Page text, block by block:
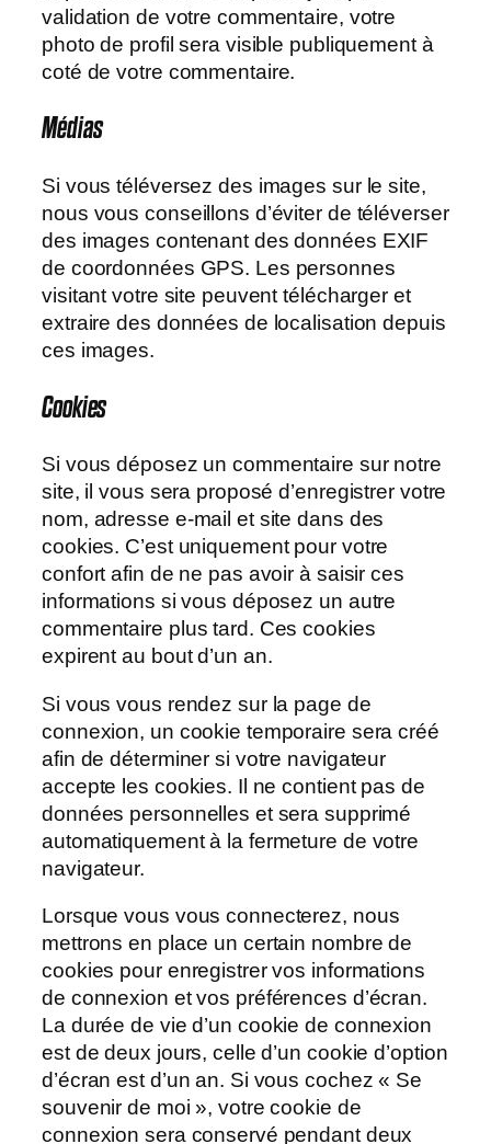
validation de votre commentaire, votre
photo de profil sera visible publiquement à
coté de votre commentaire.
Médias
Si vous téléversez des images sur le site,
nous vous conseillons d’éviter de téléverser
des images contenant des données EXIF
de coordonnées GPS. Les personnes
visitant votre site peuvent télécharger et
extraire des données de localisation depuis
ces images.
Cookies
Si vous déposez un commentaire sur notre
site, il vous sera proposé d’enregistrer votre
nom, adresse e-mail et site dans des
cookies. C’est uniquement pour votre
confort afin de ne pas avoir à saisir ces
informations si vous déposez un autre
commentaire plus tard. Ces cookies
expirent au bout d’un an.
Si vous vous rendez sur la page de
connexion, un cookie temporaire sera créé
afin de déterminer si votre navigateur
accepte les cookies. Il ne contient pas de
données personnelles et sera supprimé
automatiquement à la fermeture de votre
navigateur.
Lorsque vous vous connecterez, nous
mettrons en place un certain nombre de
cookies pour enregistrer vos informations
de connexion et vos préférences d’écran.
La durée de vie d’un cookie de connexion
est de deux jours, celle d’un cookie d’option
d’écran est d’un an. Si vous cochez « Se
souvenir de moi », votre cookie de
connexion sera conservé pendant deux